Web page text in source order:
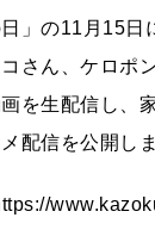
」の11月15
さん、ケロポ
を生配信し、
配信を公開しま